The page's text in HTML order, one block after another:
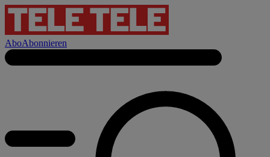
AboAbonnieren